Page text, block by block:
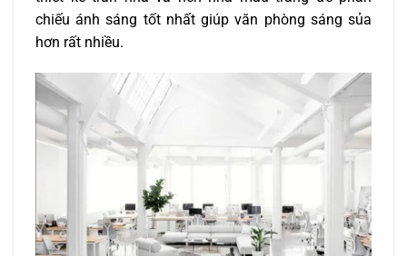
chiếu ánh sáng tốt nhất giúp văn phòng sáng sủa
hơn rất nhiều.